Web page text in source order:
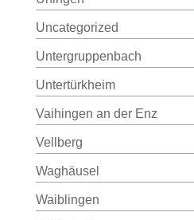
Uncategorized
Untergruppenbach
Untertürkheim
Vaihingen an der Enz
Vellberg
Waghäusel
Waiblingen